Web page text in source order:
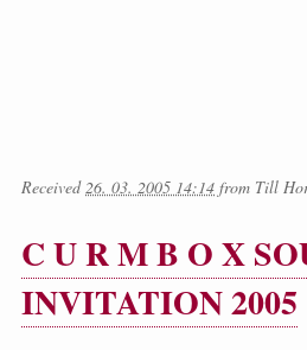
Received26. 03. 2005 14:14 from Till
C U R M B O X
INVITATION 2005